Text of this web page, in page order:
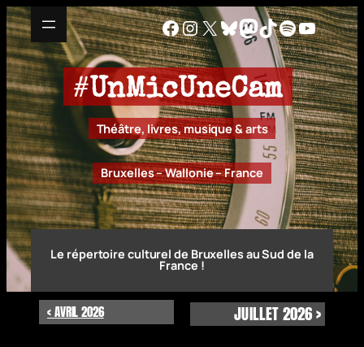
Facebook
Instagram
X Bluesky
Mastodon
TikTok
Spotify
#UnMicUneCam
Théâtre, livres, musique & arts
Bruxelles – Wallonie – France
Le répertoire culturel de Bruxelles au Sud de la
France !
< AVRIL 2026 JUILLET 2026 >